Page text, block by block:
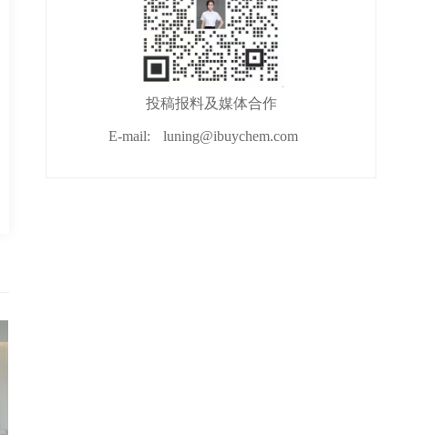
投稿报料及媒体合作
E-mail: luning@ibuychem.com